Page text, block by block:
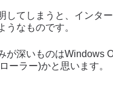
してしまうと、インタ
うなものです。
が深いものはWindows
ーラー)かと思います。